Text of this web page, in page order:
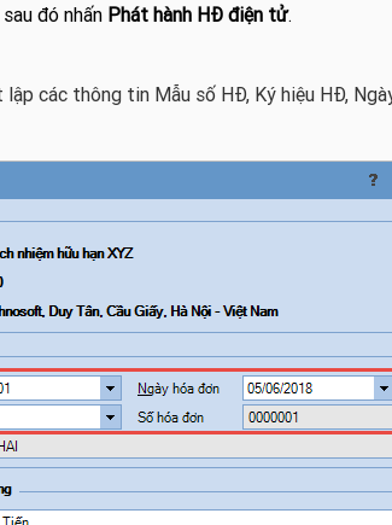
đó nhấn Phát hành HĐ điện tử.
các thông tin Mẫu số HĐ, Ký hiệu HĐ,